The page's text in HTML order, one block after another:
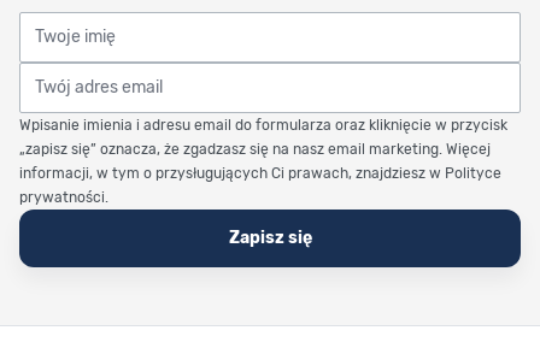
Twoje imię
Twój adres email
Wpisanie imienia i adresu email do formularza oraz kliknięcie w przycisk
„zapisz się” oznacza, że zgadzasz się na nasz email marketing. Więcej
informacji, w tym o przysługujących Ci prawach, znajdziesz w Polityce
prywatności.
Zapisz się